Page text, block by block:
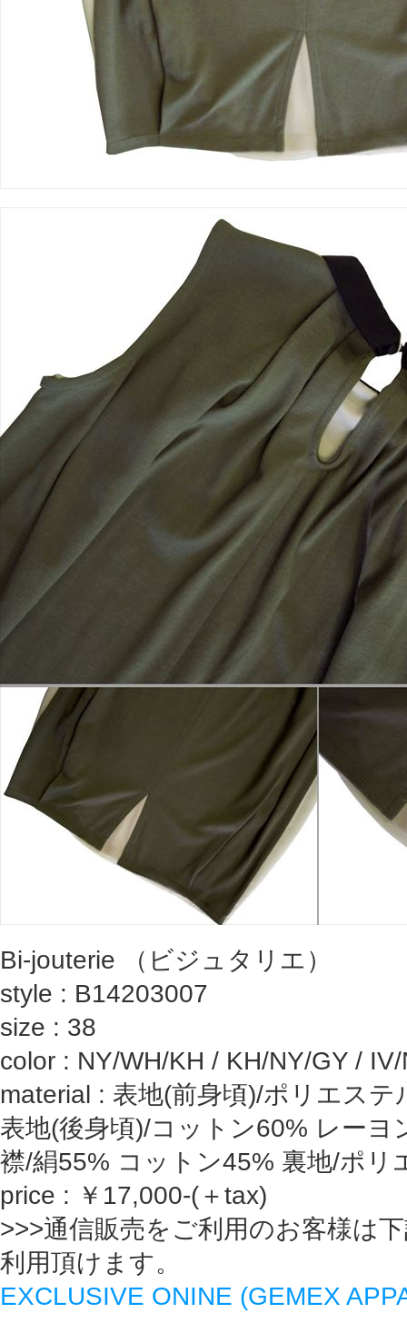
Bi-jouterie （ビジュタリエ）
style : B14203007
size : 38
color : NY/WH/KH / KH/NY/GY /
material : 表地(前身頃)/ポリエステ
表地(後身頃)/コットン60% レーヨ
襟/絹55% コットン45% 裏地/ポリ
price : ￥17,000-(＋tax)
>>>通信販売をご利用のお客様は
利用頂けます。
EXCLUSIVE ONINE (GEMEX